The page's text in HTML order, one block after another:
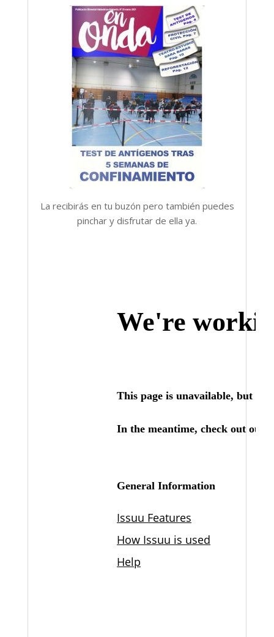
La recibirás en tu buzón pero también puedes
pinchar y disfrutar de ella ya.